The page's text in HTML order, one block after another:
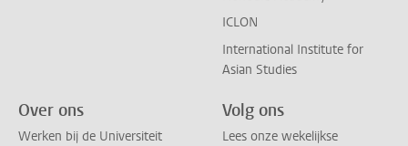
ICLON
International Institute for
Asian Studies
Over ons
Werken bij de Universiteit
Volg ons
Lees onze wekelijkse